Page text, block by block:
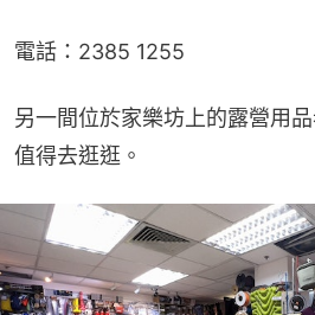
電話：2385 1255
另一間位於家樂坊上的露營用
值得去逛逛。